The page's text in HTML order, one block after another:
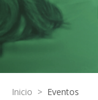
Inicio > Eventos